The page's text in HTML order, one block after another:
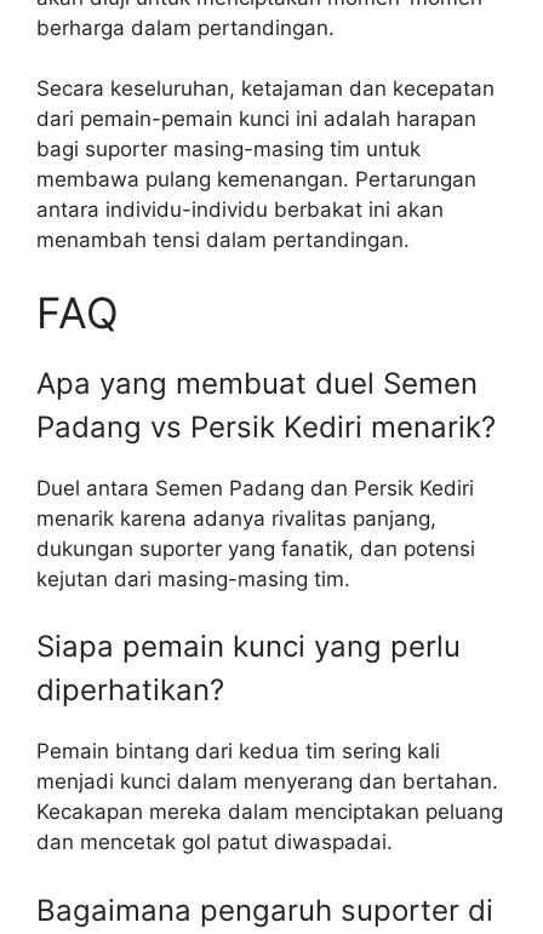
berharga dalam pertandingan.
Secara keseluruhan, ketajaman dan kecepatan
dari pemain-pemain kunci ini adalah harapan
bagi suporter masing-masing tim untuk
membawa pulang kemenangan. Pertarungan
antara individu-individu berbakat ini akan
menambah tensi dalam pertandingan.
FAQ
Apa yang membuat duel Semen
Padang vs Persik Kediri menarik?
Duel antara Semen Padang dan Persik Kediri
menarik karena adanya rivalitas panjang,
dukungan suporter yang fanatik, dan potensi
kejutan dari masing-masing tim.
Siapa pemain kunci yang perlu
diperhatikan?
Pemain bintang dari kedua tim sering kali
menjadi kunci dalam menyerang dan bertahan.
Kecakapan mereka dalam menciptakan peluang
dan mencetak gol patut diwaspadai.
Bagaimana pengaruh suporter di